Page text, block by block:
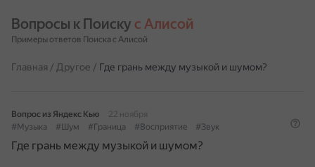
Вопросы к Поиску с Алисой
Примеры ответов Поиска с Алисой
Главная / Другое / Где грань между музыкой и шумом?
Вопрос из Яндекс Кью
22 ноября
#Музыка
#Шум #Граница #Восприятие #Звук
Где грань между музыкой и шумом?